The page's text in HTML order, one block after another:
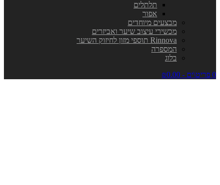
תלתלים
אפור
מבצעים מיוחדים
מכשירי עיצוב שיער ואביזרים
Rinnova תוספי מזון לחיזוק השיער
המספרה
בלוג
0 פריט\ים - ₪0.00